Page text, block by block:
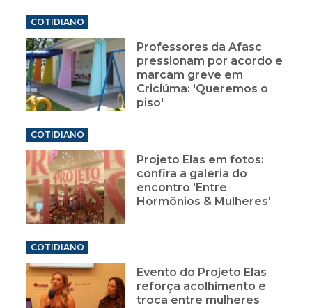
COTIDIANO
Professores da Afasc
pressionam por acordo e
marcam greve em
Criciúma: 'Queremos o
piso'
COTIDIANO
Projeto Elas em fotos:
confira a galeria do
encontro 'Entre
Hormônios & Mulheres'
COTIDIANO
Evento do Projeto Elas
reforça acolhimento e
troca entre mulheres